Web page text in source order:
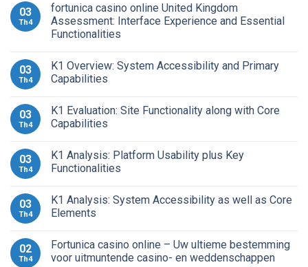
03
Th4
fortunica casino online United Kingdom
Assessment: Interface Experience and Essential
Functionalities
03
Th4
K1 Overview: System Accessibility and Primary
Capabilities
03
Th4
K1 Evaluation: Site Functionality along with Core
Capabilities
03
Th4
K1 Analysis: Platform Usability plus Key
Functionalities
03
Th4
K1 Analysis: System Accessibility as well as Core
Elements
02
Th4
Fortunica casino online – Uw ultieme bestemming
voor uitmuntende casino- en weddenschappen